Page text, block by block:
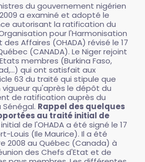
du gouvernement nigérien
a examiné et adopté le
autorisant la ratification du
pour l'Harmonisation
Affaires (OHADA) révisé le 17
(CANADA). Le Niger rejoint
membres (Burkina Faso,
qui ont satisfait aux
63 du traité qui stipule que
qu'après le dépôt du
de ratification auprès du
Rappel des quelques
au traité initial de
de l'OHADA a été signé le 17
Louis (Ile Maurice). Il a été
2008 au Québec (Canada) à
des Chefs d'Etat et de